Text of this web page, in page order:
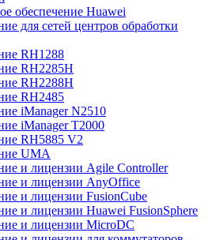
обеспечение Huawei
для сетей центров обработки
RH1288
RH2285H
RH2288H
RH2485
iManager N2510
iManager T2000
RH5885 V2
UMA
и лицензии Agile Controller
и лицензии AnyOffice
и лицензии FusionCube
и лицензии Huawei FusionSphere
и лицензии MicroDC